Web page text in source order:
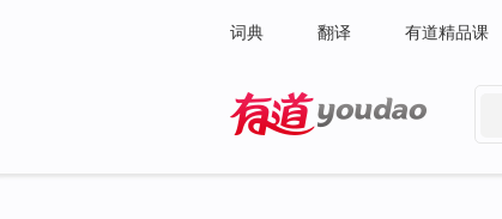
词典 翻译 有道精品课